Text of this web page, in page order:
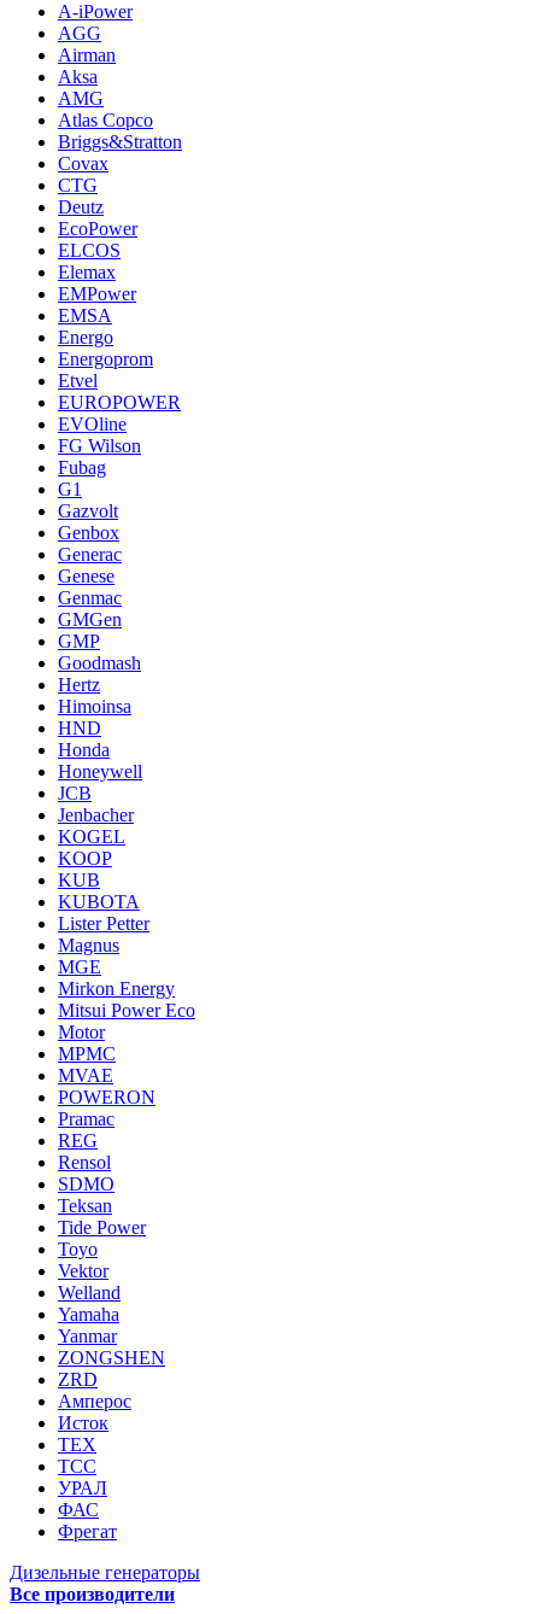
A-iPower
AGG
Airman
Aksa
AMG
Atlas Copco
Briggs&Stratton
Covax
CTG
Deutz
EcoPower
ELCOS
Elemax
EMPower
EMSA
Energo
Energoprom
Etvel
EUROPOWER
EVOline
FG Wilson
Fubag
G1
Gazvolt
Genbox
Generac
Genese
Genmac
GMGen
GMP
Goodmash
Hertz
Himoinsa
HND
Honda
Honeywell
JCB
Jenbacher
KOGEL
KOOP
KUB
KUBOTA
Lister Petter
Magnus
MGE
Mirkon Energy
Mitsui Power Eco
Motor
MPMC
MVAE
POWERON
Pramac
REG
Rensol
SDMO
Teksan
Tide Power
Toyo
Vektor
Welland
Yamaha
Yanmar
ZONGSHEN
ZRD
Амперос
Исток
ТЕХ
ТСС
УРАЛ
ФАС
Фрегат
Дизельные генераторы
Все производители